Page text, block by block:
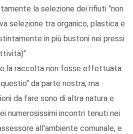
la selezione dei rifiuti "non
selezione tra organico, plastica e
in più bustoni nei pressi
la raccolta non fosse effettuata
da parte nostra; ma
da fare sono di altra natura e
numerosissimi incontri tenuti nei
all'ambiente comunale, e